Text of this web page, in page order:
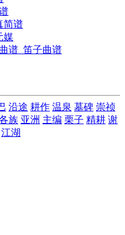
简谱
媒
谱_笛子曲谱
沿途 耕作 温泉 墓碑 崇祯
族 亚洲 主编 栗子 精耕 谢
江湖